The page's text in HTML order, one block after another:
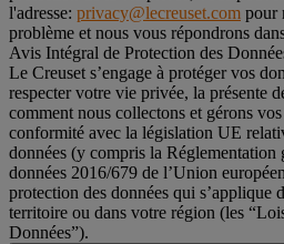
l'adresse: privacy@lecreuset.com pour
problème et nous vous répondrons
Avis Intégral de Protection des
Le Creuset s’engage à protéger vos
respecter votre vie privée, la présente
comment nous collectons et gérons
conformité avec la législation UE
données (y compris la Réglementation
données 2016/679 de l’Union
protection des données qui s’applique
territoire ou dans votre région (les
Données”).